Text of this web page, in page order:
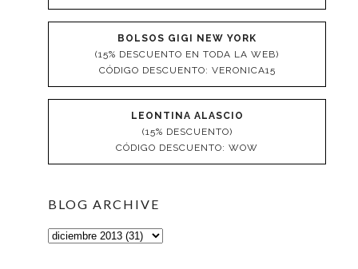
BOLSOS GIGI NEW YORK
(15% DESCUENTO EN TODA LA WEB)
CÓDIGO DESCUENTO: VERONICA15
LEONTINA ALASCIO
(15% DESCUENTO)
CÓDIGO DESCUENTO: WOW
BLOG ARCHIVE